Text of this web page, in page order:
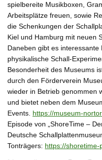
spielbereite Musikboxen,
Arbeitsplätze freuen, sowie
die Schenkungen der
Kiel und Hamburg mit neuen
Daneben gibt es
physikalische Schall-
Besonderheit des Museums
durch den Förderverein
wieder in Betrieb genommen
und bietet neben dem
Events. https://museum-
Episode von „ShoreTime –
Deutsche
Tonträgers: https://